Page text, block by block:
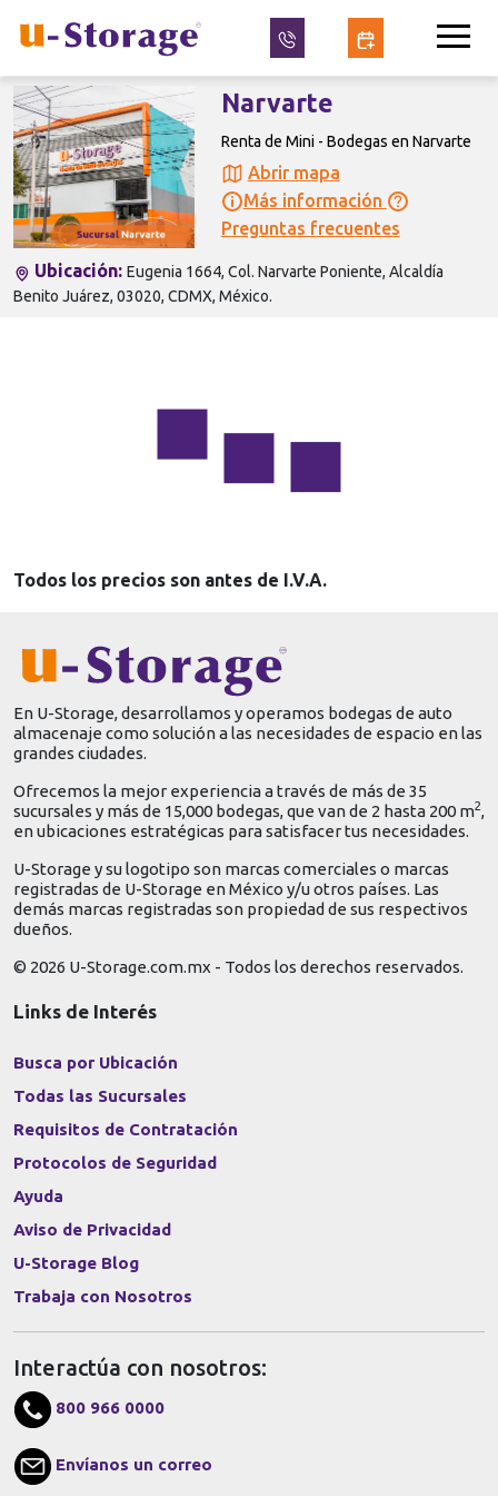
Narvarte
Renta de Mini - Bodegas en Narvarte
Abrir mapa
Más información
Preguntas frecuentes
Ubicación: Eugenia 1664, Col. Narvarte Poniente, Alcaldía
Benito Juárez, 03020, CDMX, México.
Todos los precios son antes de I.V.A.
En U-Storage, desarrollamos y operamos bodegas de auto
almacenaje como solución a las necesidades de espacio en las
grandes ciudades.
Ofrecemos la mejor experiencia a través de más de 35
sucursales y más de 15,000 bodegas, que van de 2 hasta 200 m2,
en ubicaciones estratégicas para satisfacer tus necesidades.
U-Storage y su logotipo son marcas comerciales o marcas
registradas de U-Storage en México y/u otros países. Las
demás marcas registradas son propiedad de sus respectivos
dueños.
© 2026 U-Storage.com.mx - Todos los derechos reservados.
Links de Interés
Busca por Ubicación
Todas las Sucursales
Requisitos de Contratación
Protocolos de Seguridad
Ayuda
Aviso de Privacidad
U-Storage Blog
Trabaja con Nosotros
Interactúa con nosotros:
800 966 0000
Envíanos un correo